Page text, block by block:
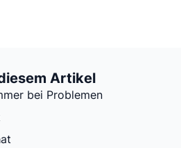
Artikel
bei Problemen